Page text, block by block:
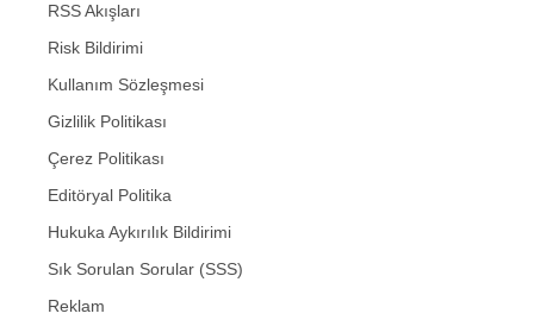
RSS Akışları
Risk Bildirimi
Kullanım Sözleşmesi
Gizlilik Politikası
Çerez Politikası
Editöryal Politika
Hukuka Aykırılık Bildirimi
Sık Sorulan Sorular (SSS)
Reklam